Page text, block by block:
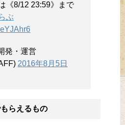
《8/12 23:59》まで
ぶ
発・運営
2016年8月5日
らえるもの